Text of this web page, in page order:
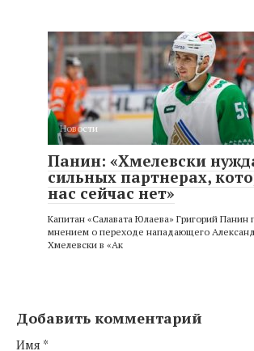
Новости
Панин: «Хмелевски
сильных партнерах,
нас сейчас нет»
Капитан «Салавата Юлаева» Григорий Панин
мнением о переходе нападающего
Хмелевски в «Ак
Добавить комментарий
Имя *